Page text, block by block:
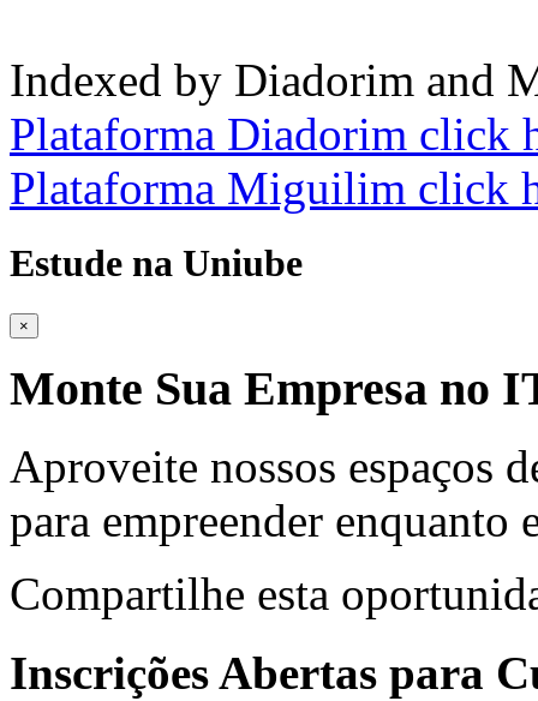
Indexed by Diadorim and
Plataforma Diadorim click
Plataforma Miguilim click
Estude na Uniube
×
Monte Sua Empresa no
Aproveite nossos espaços
para empreender enquanto
Compartilhe esta
Inscrições Abertas para